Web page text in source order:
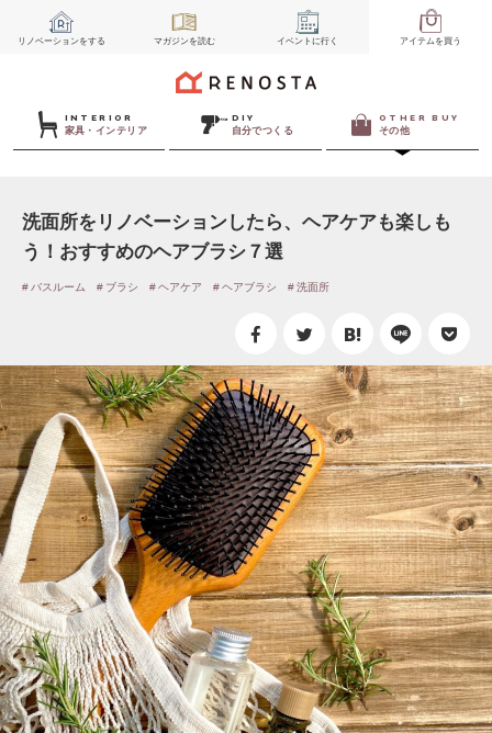
リノベーションをする マガジンを読む イベント に行く アイテムを買う
INTERIOR
家具・インテリア
DIY
自分でつくる
OTHER BUY
その他
洗面所をリノベーションしたら、ヘアケアも楽しも
う！おすすめのヘアブラシ７選
バスルーム ブラシ ヘアケア ヘアブラシ 洗面所